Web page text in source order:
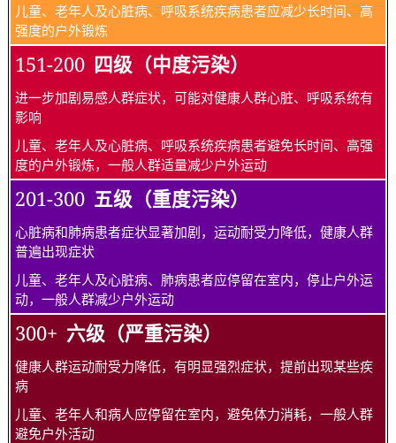
儿童、老年人及心脏病、呼吸系统疾病患者应减少长时间、高
强度的户外锻炼
151-200 四级（中度污染）
进一步加剧易感人群症状，可能对健康人群心脏、呼吸系统有
影响
儿童、老年人及心脏病、呼吸系统疾病患者避免长时间、高强
度的户外锻炼，一般人群适量减少户外运动
201-300 五级（重度污染）
心脏病和肺病患者症状显著加剧，运动耐受力降低，健康人群
普遍出现症状
儿童、老年人及心脏病、肺病患者应停留在室内，停止户外运
动，一般人群减少户外运动
300+ 六级（严重污染）
健康人群运动耐受力降低，有明显强烈症状，提前出现某些疾
病
儿童、老年人和病人应停留在室内，避免体力消耗，一般人群
避免户外活动